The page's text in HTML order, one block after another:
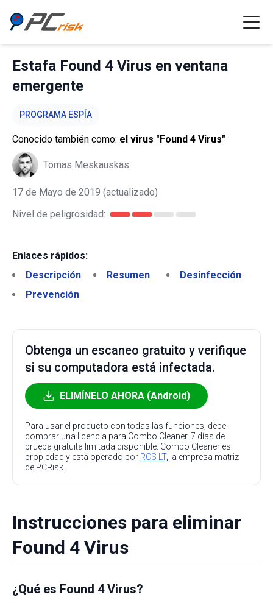
Estafa Found 4 Virus en ventana
emergente
PROGRAMA ESPÍA
Conocido también como: el virus "Found 4 Virus"
Tomas Meskauskas
17 de Mayo de 2019 (actualizado)
Nivel de peligrosidad:
Enlaces rápidos:
Descripción
Resumen
Desinfección
Prevención
Obtenga un escaneo gratuito y verifique
si su computadora está infectada.
ELIMÍNELO AHORA (Android)
Para usar el producto con todas las funciones, debe
comprar una licencia para Combo Cleaner. 7 días de
prueba gratuita limitada disponible. Combo Cleaner es
propiedad y está operado por RCS LT, la empresa matriz
de PCRisk.
Instrucciones para eliminar
Found 4 Virus
¿Qué es Found 4 Virus?